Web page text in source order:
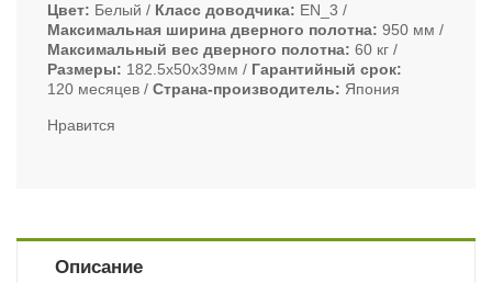
Цвет Белый Класс доводчика
EN_3
Максимальная ширина дверного полотна 950 мм
Максимальный вес дверного полотна 60 кг
Размеры
182.5х50х39мм
Гарантийный срок
120 месяцев
Страна-производитель Япония
Нравится
Описание